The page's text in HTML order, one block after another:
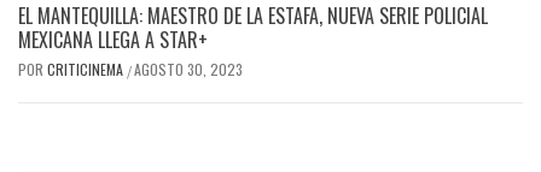
EL MANTEQUILLA: MAESTRO DE LA ESTAFA, NUEVA SERIE POLICIAL
MEXICANA LLEGA A STAR+
POR CRITICINEMA /AGOSTO 30, 2023